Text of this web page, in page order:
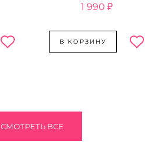
1 990 ₽
В КОРЗИНУ
СМОТРЕТЬ ВСЕ